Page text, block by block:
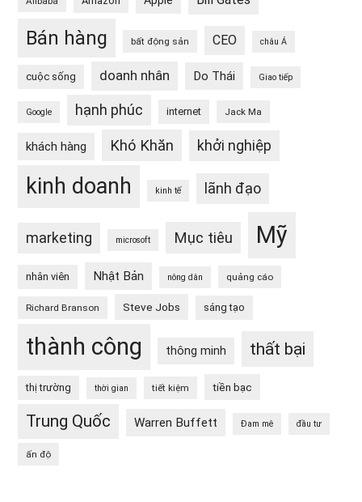
Bán hàng bất động sản CEO châu Á
cuộc sống doanh nhân Do Thái Giao tiếp
Google hạnh phúc internet Jack Ma
khách hàng Khó Khăn khởi nghiệp
kinh doanh kinh tế lãnh đạo
marketing microsoft Mục tiêu Mỹ
nhân viên Nhật Bản nông dân quảng cáo
Richard Branson Steve Jobs sáng tạo
thành công thông minh thất bại
thị trường thời gian tiết kiệm tiền bạc
Trung Quốc Warren Buffett Đam mê đầu tư
ấn độ